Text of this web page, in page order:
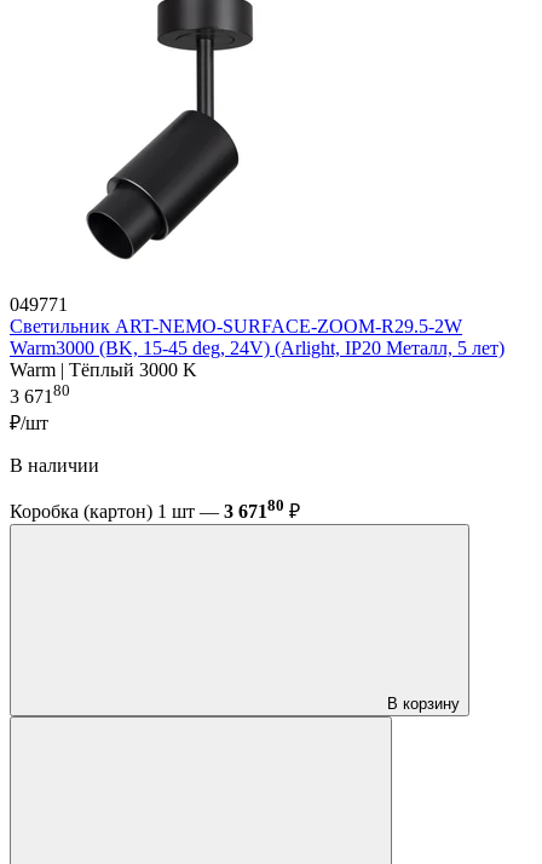
049771
Светильник ART-NEMO-SURFACE-ZOOM-R29.5-2W
Warm3000 (BK, 15-45 deg, 24V) (Arlight, IP20 Металл, 5 лет)
Warm | Тёплый 3000 K
3 67180
₽/шт
В наличии
Коробка (картон) 1 шт — 3 67180 ₽
В корзину